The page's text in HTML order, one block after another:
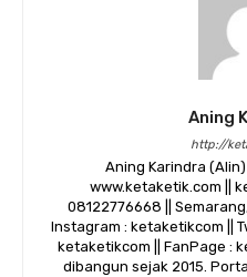
Aning
http://
Aning Karindra (Alin)
www.ketaketik.com ||
08122776668 ||
Instagram : ketaketikcom ||
ketaketikcom || FanPage :
dibangun sejak 2015.